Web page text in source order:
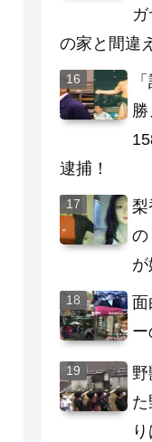
の家と間違
逮捕！
梨
の
が